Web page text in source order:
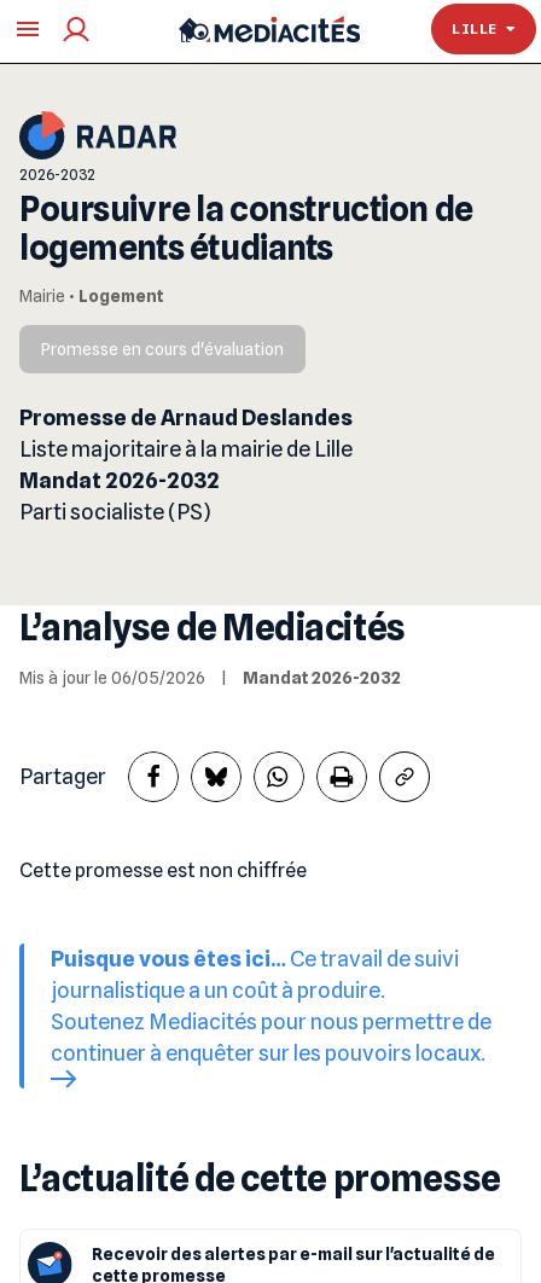
LILLE
TOULOUSE
2026-2032
Poursuivre la construction de
logements étudiants
Mairie • Logement
Promesse en cours d'évaluation
Promesse de Arnaud Deslandes
Liste majoritaire à la mairie de Lille
Mandat 2026-2032
Parti socialiste (PS)
L’analyse de Mediacités
Mis à jour le 06/05/2026 Mandat 2026-2032
Partager
Cette promesse est non chiffrée
Puisque vous êtes ici…Ce travail de suivi
journalistique a un coût à produire.
Soutenez Mediacités pour nous permettre de
continuer à enquêter sur les pouvoirs locaux.
L’actualité de cette promesse
Recevoir des alertes par e-mail sur l'actualité de
cette promesse